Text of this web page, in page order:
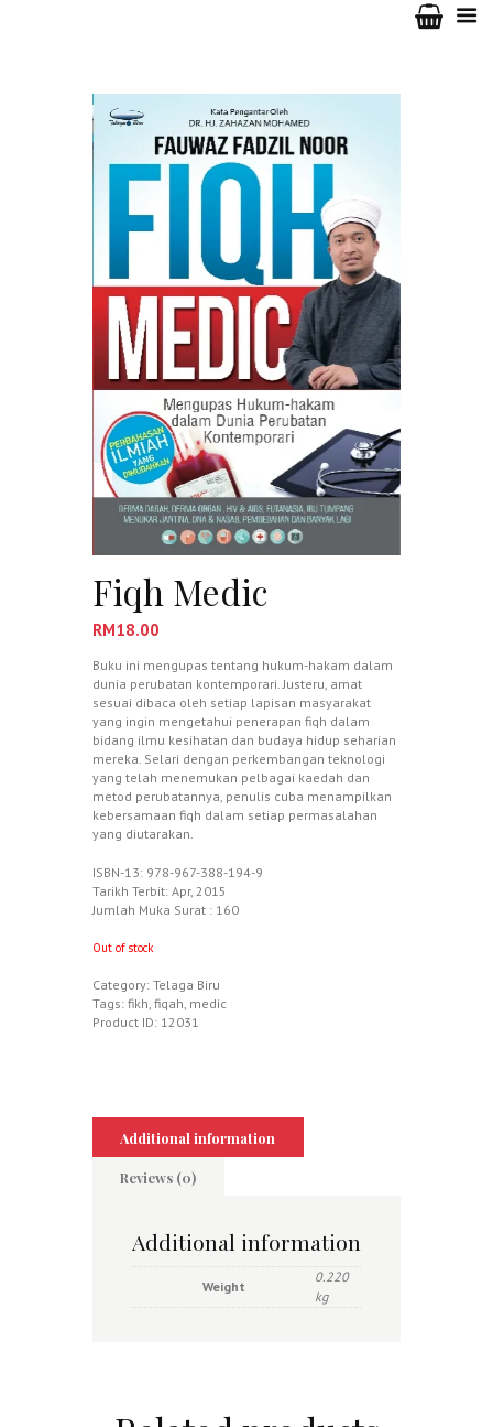
Fiqh Medic
RM18.00
Buku ini mengupas tentang hukum-hakam dalam
dunia perubatan kontemporari. Justeru, amat
sesuai dibaca oleh setiap lapisan masyarakat
yang ingin mengetahui penerapan fiqh dalam
bidang ilmu kesihatan dan budaya hidup seharian
mereka. Selari dengan perkembangan teknologi
yang telah menemukan pelbagai kaedah dan
metod perubatannya, penulis cuba menampilkan
kebersamaan fiqh dalam setiap permasalahan
yang diutarakan.
ISBN-13: 978-967-388-194-9
Tarikh Terbit: Apr, 2015
Jumlah Muka Surat : 160
Out of stock
Category: Telaga Biru
Tags: fikh, fiqah, medic
Product ID: 12031
Additional information
Reviews (0)
Additional information
Weight
0.220
kg